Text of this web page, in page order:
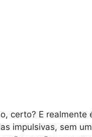
certo? E
impulsivas, sem